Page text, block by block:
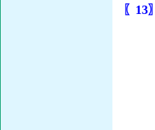
〖13〗